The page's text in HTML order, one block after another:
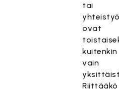
tai
ovat
kuitenkin
vain
Riittääkö